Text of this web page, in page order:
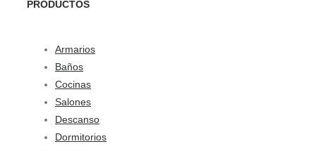
PRODUCTOS
Armarios
Baños
Cocinas
Salones
Descanso
Dormitorios